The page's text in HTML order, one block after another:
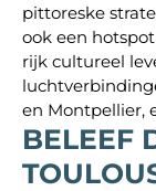
pittoreske
ook een
rijk cultureel
en Montpellier,
BELEEF